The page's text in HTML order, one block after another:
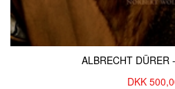
ALBRECHT DÜRER
DKK